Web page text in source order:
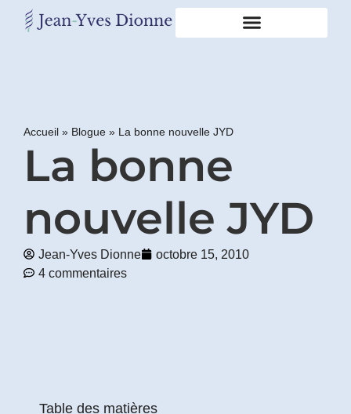
Accueil » Blogue » La bonne nouvelle JYD
La bonne
nouvelle JYD
Jean-Yves Dionne
octobre 15, 2010
4 commentaires
Table des matières
gratuitement
mon
"BONS
GRAS,
GRAS"
en
*